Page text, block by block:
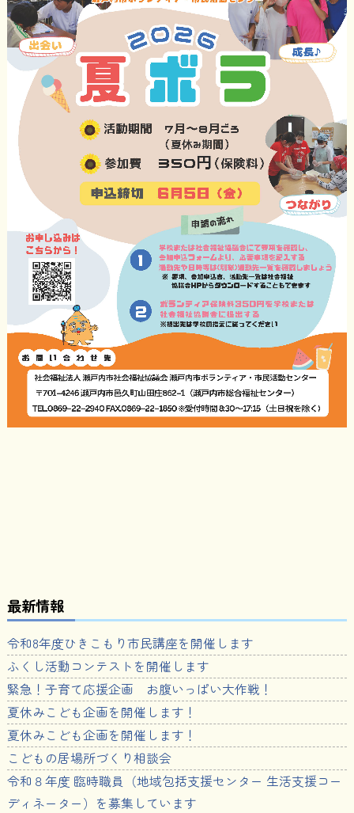
最新情報
令和8年度ひきこもり市民講座を開催します
ふくし活動コンテストを開催します
緊急！子育て応援企画 お腹いっぱい大作戦！
夏休みこども企画を開催します！
夏休みこども企画を開催します！
こどもの居場所づくり相談会
令和８年度 臨時職員（地域包括支援センター 生活支援コー
ディネーター）を募集しています